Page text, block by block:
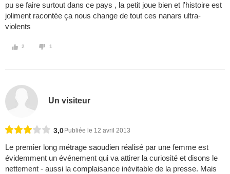
pu se faire surtout dans ce pays , la petit joue bien et l'histoire est
joliment racontée ça nous change de tout ces nanars ultra-
violents
2 1
Un visiteur
3,0 Publiée le 12 avril 2013
Le premier long métrage saoudien réalisé par une femme est
évidemment un événement qui va attirer la curiosité et disons le
nettement - aussi la complaisance inévitable de la presse. Mais